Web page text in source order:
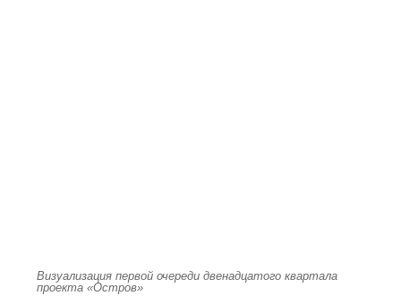
Визуализация первой очереди двенадцатого квартала
проекта «Остров»